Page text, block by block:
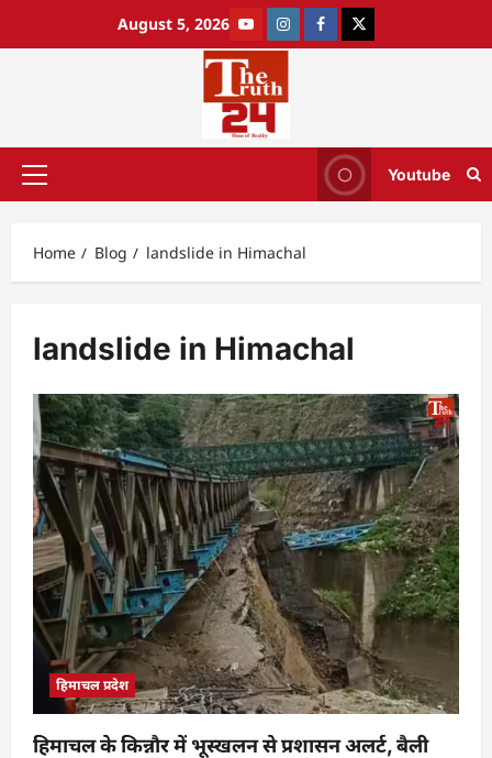
August 5, 2026
Youtube
Home Blog landslide in Himachal
landslide in Himachal
हिमाचल प्रदेश
हिमाचल के किन्नौर में भूस्खलन से प्रशासन अलर्ट, बैली